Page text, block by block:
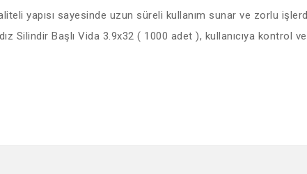
yapısı sayesinde uzun süreli kullanım sunar ve zorlu
Silindir Başlı Vida 3.9x32 ( 1000 adet ), kullanıcıya kontrol ve